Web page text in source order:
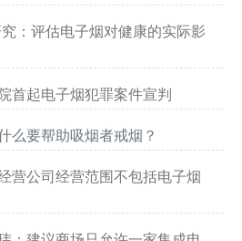
：评估电子烟对健康的实际影
首起电子烟犯罪案件宣判
么要帮助吸烟者戒烟？
营公司经营范围不包括电子烟